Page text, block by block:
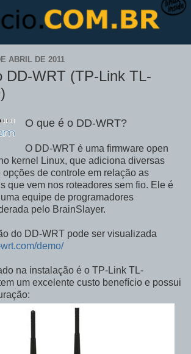
ABRIL DE 2011
DD-WRT (TP-Link TL-
O que é o DD-WRT?
O DD-WRT é uma firmware open
kernel Linux, que adiciona diversas
de controle em relação as
que vem nos roteadores sem fio. Ele é
equipe de programadores
pelo BrainSlayer.
do DD-WRT pode ser visualizada
demo/
na instalação é o TP-Link TL-
um excelente custo benefício e possui